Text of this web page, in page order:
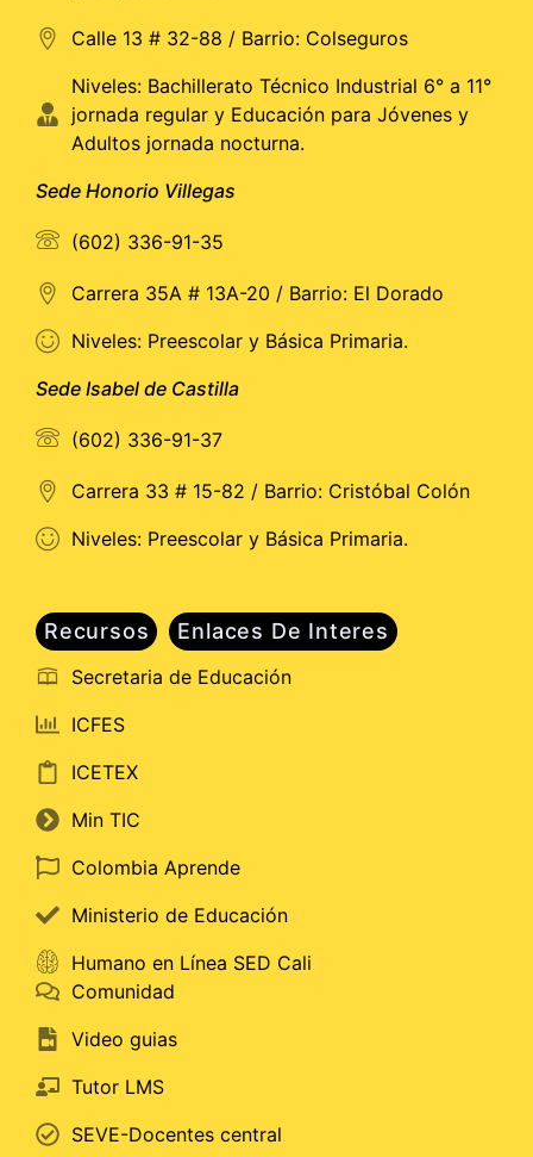
Calle 13 # 32-88 / Barrio: Colseguros
Niveles: Bachillerato Técnico Industrial 6° a 11°
jornada regular y Educación para Jóvenes y
Adultos jornada nocturna.
Sede Honorio Villegas
(602) 336-91-35
Carrera 35A # 13A-20 / Barrio: El Dorado
Niveles: Preescolar y Básica Primaria.
Sede Isabel de Castilla
(602) 336-91-37
Carrera 33 # 15-82 / Barrio: Cristóbal Colón
Niveles: Preescolar y Básica Primaria.
Recursos Enlaces De Interes
Secretaria de Educación
ICFES
ICETEX
Min TIC
Colombia Aprende
Ministerio de Educación
Humano en Línea SED Cali
Comunidad
Video guias
Tutor LMS
SEVE-Docentes central